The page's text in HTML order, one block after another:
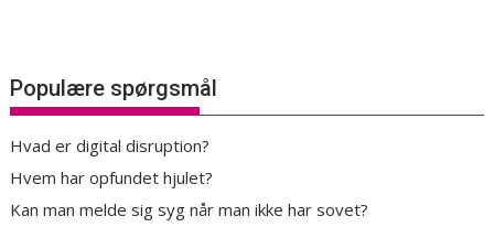
Populære spørgsmål
Hvad er digital disruption?
Hvem har opfundet hjulet?
Kan man melde sig syg når man ikke har sovet?